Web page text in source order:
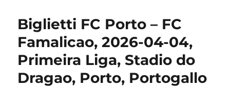
Biglietti FC Porto – FC
Famalicao, 2026-04-04,
Primeira Liga, Stadio do
Dragao, Porto, Portogallo